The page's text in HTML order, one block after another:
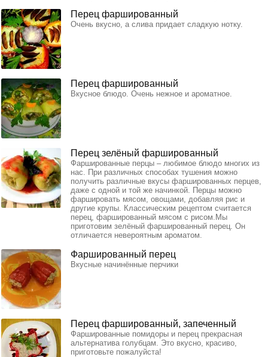
Перец фаршированный
Очень вкусно, а слива придает сладкую нотку.
Перец фаршированный
Вкусное блюдо. Очень нежное и ароматное.
Перец зелёный фаршированный
Фаршированные перцы – любимое блюдо многих из
нас. При различных способах тушения можно
получить различные вкусы фаршированных перцев,
даже с одной и той же начинкой. Перцы можно
фаршировать мясом, овощами, добавляя рис и
другие крупы. Классическим рецептом считается
перец, фаршированный мясом с рисом.Мы
приготовим зелёный фаршированный перец. Он
отличается невероятным ароматом.
Фаршированный перец
Вкусные начинённые перчики
Перец фаршированный, запеченный
Фаршированные помидоры и перец прекрасная
альтернатива голубцам. Это вкусно, красиво,
приготовьте пожалуйста!